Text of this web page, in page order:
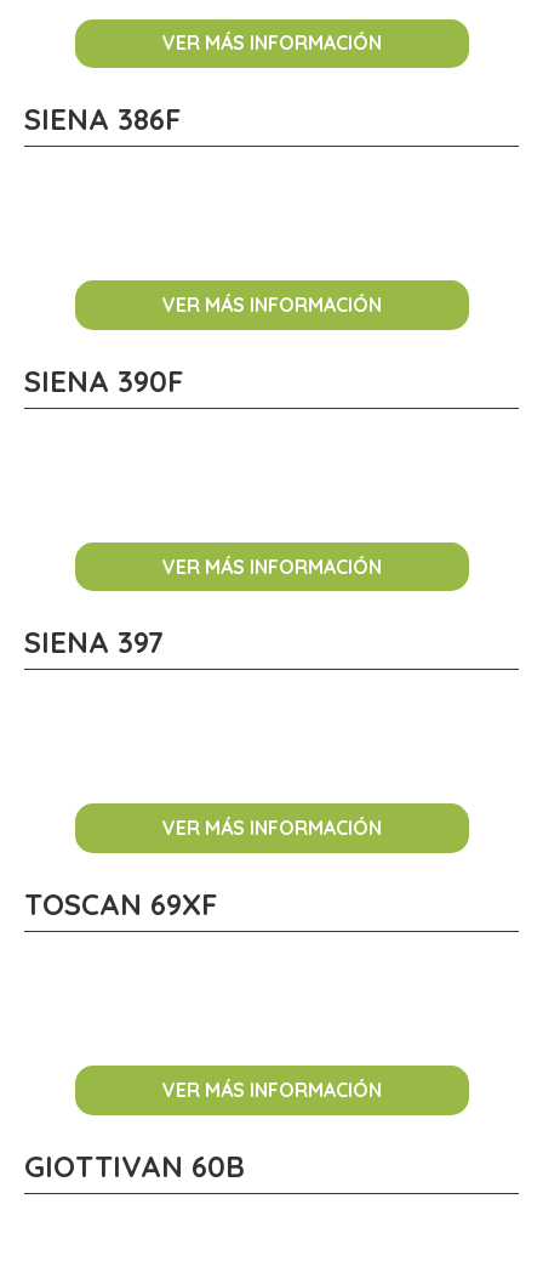
VER MÁS INFORMACIÓN
SIENA 386F
VER MÁS INFORMACIÓN
SIENA 390F
VER MÁS INFORMACIÓN
SIENA 397
VER MÁS INFORMACIÓN
TOSCAN 69XF
VER MÁS INFORMACIÓN
GIOTTIVAN 60B